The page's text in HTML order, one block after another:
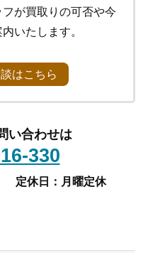
が買取りの可否や今
いたします。
はこちら
い合わせは
330
定休日：月曜定休